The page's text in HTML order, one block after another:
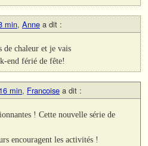
min, Anne a dit :
de chaleur et je vais
férié de fête!
min, Francoise a dit :
! Cette nouvelle série de
encouragent les activités !